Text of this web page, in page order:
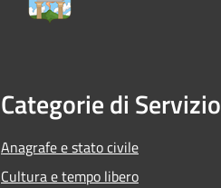
Categorie di Servizio
Anagrafe e stato civile
Cultura e tempo libero